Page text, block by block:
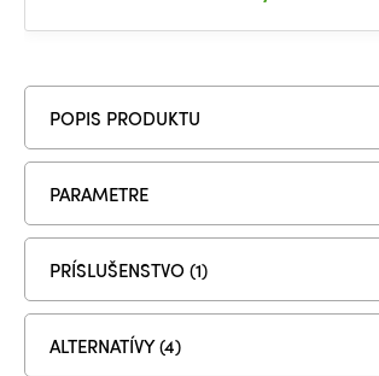
POPIS PRODUKTU
PARAMETRE
PRÍSLUŠENSTVO (1)
ALTERNATÍVY (4)